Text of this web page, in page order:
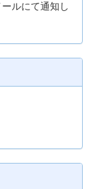
ルにて通知し